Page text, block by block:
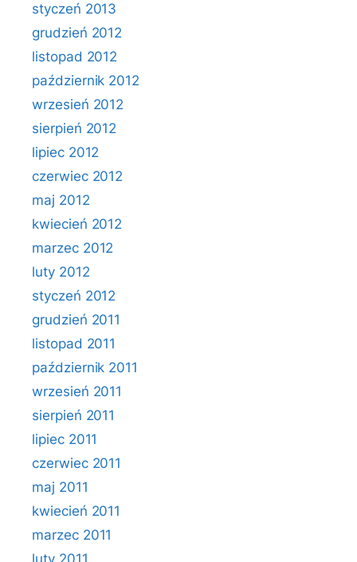
styczeń 2013
grudzień 2012
listopad 2012
październik 2012
wrzesień 2012
sierpień 2012
lipiec 2012
czerwiec 2012
maj 2012
kwiecień 2012
marzec 2012
luty 2012
styczeń 2012
grudzień 2011
listopad 2011
październik 2011
wrzesień 2011
sierpień 2011
lipiec 2011
czerwiec 2011
maj 2011
kwiecień 2011
marzec 2011
luty 2011